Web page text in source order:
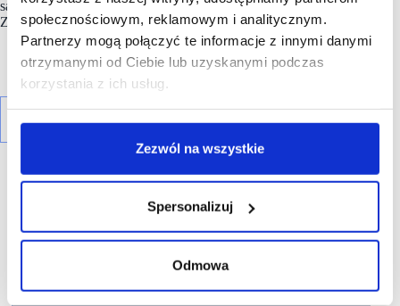
społecznościowym, reklamowym i analitycznym.
Partnerzy mogą połączyć te informacje z innymi danymi
otrzymanymi od Ciebie lub uzyskanymi podczas
korzystania z ich usług.
Zezwól na wszystkie
Spersonalizuj
Odmowa
są sklepy: NEONET, Komfort, TEDi, Sinsay, Action i Maxi
Zoo.